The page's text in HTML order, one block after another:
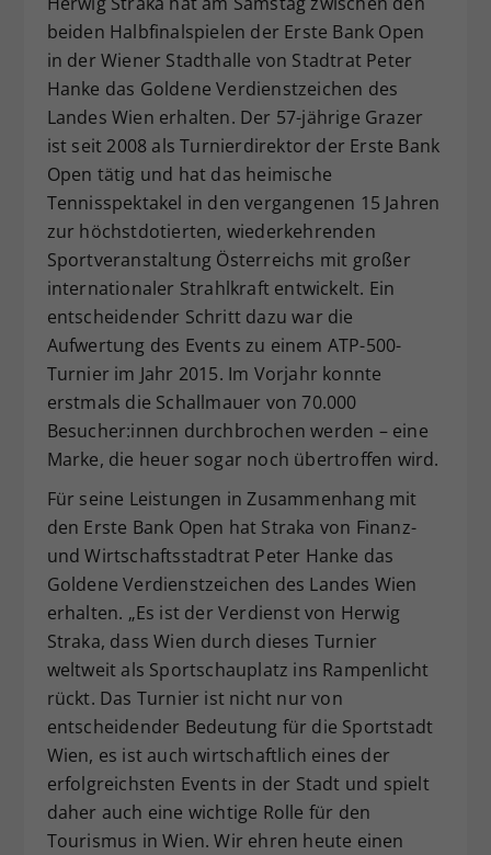
beiden Halbfinalspielen der Erste Bank Open
in der Wiener Stadthalle von Stadtrat Peter
Hanke das Goldene Verdienstzeichen des
Landes Wien erhalten. Der 57-jährige Grazer
ist seit 2008 als Turnierdirektor der Erste Bank
Open tätig und hat das heimische
Tennisspektakel in den vergangenen 15 Jahren
zur höchstdotierten, wiederkehrenden
Sportveranstaltung Österreichs mit großer
internationaler Strahlkraft entwickelt. Ein
entscheidender Schritt dazu war die
Aufwertung des Events zu einem ATP-500-
Turnier im Jahr 2015. Im Vorjahr konnte
erstmals die Schallmauer von 70.000
Besucher:innen durchbrochen werden – eine
Marke, die heuer sogar noch übertroffen wird.
Für seine Leistungen in Zusammenhang mit
den Erste Bank Open hat Straka von Finanz-
und Wirtschaftsstadtrat Peter Hanke das
Goldene Verdienstzeichen des Landes Wien
erhalten. „Es ist der Verdienst von Herwig
Straka, dass Wien durch dieses Turnier
weltweit als Sportschauplatz ins Rampenlicht
rückt. Das Turnier ist nicht nur von
entscheidender Bedeutung für die Sportstadt
Wien, es ist auch wirtschaftlich eines der
erfolgreichsten Events in der Stadt und spielt
daher auch eine wichtige Rolle für den
Tourismus in Wien. Wir ehren heute einen
Zweck
Dieser Wert speichert Ihre Consent-
Einstellungen. Unter anderem eine
historische Speicherung Ihrer
vorgenommen Einstellungen, falls der
Webseiten-Betreiber dies eingestellt
hat.